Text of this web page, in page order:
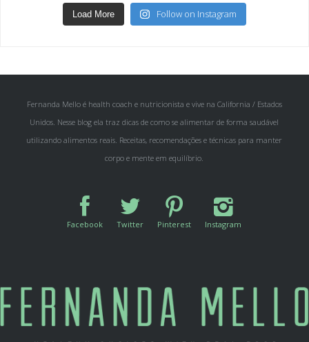
Unidos. Nesse blog ela traz dicas de como se alimentar de forma saudável
utilizando alimentos reais. Receitas, recomendações e técnicas para manter
corpo e mente em equilíbrio.
Facebook Twitter Pinterest Instagram